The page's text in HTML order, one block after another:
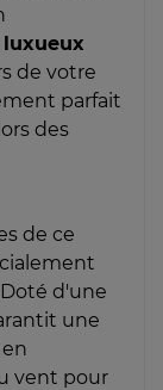
de votre
parfait
des
de ce
d'une
une
vent pour